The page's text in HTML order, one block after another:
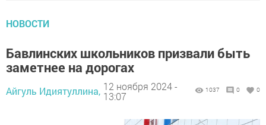
НОВОСТИ
Бавлинских школьников призвали быть
заметнее на дорогах
Айгуль Идиятуллина, 12 ноября 2024 -
13:07
1037 0 0